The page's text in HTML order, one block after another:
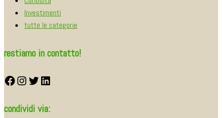
Investimenti
tutte le categorie
restiamo in contatto!
facebook
Instagram
twitterLinkedIn
condividi via: